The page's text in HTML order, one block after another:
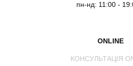
пн-нд: 11:00 -
ONLINE
КОНСУЛЬТАЦІЯ